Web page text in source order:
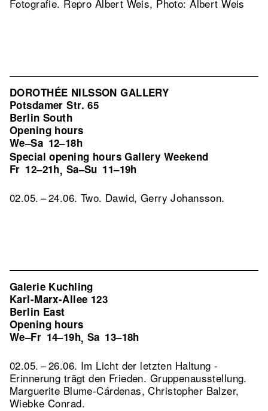
Fotografie. Repro Albert Weis, Photo: Albert Weis
DOROTHÉE NILSSON GALLERY
Potsdamer Str. 65
Berlin South
Opening hours
We–Sa 12–18h
Special opening hours Gallery Weekend
Fr 12–21h, Sa–Su 11–19h
02.05. – 24.06. Two. Dawid, Gerry Johansson.
Galerie Kuchling
Karl-Marx-Allee 123
Berlin East
Opening hours
We–Fr 14–19h, Sa 13–18h
02.05. – 26.06. Im Licht der letzten Haltung -
Erinnerung trägt den Frieden. Gruppenausstellung.
Marguerite Blume-Cárdenas, Christopher Balzer,
Wiebke Conrad.